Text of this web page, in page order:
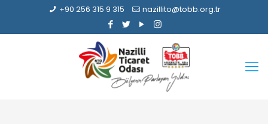
+90 256 315 9 315 nazillito@tobb.org.tr